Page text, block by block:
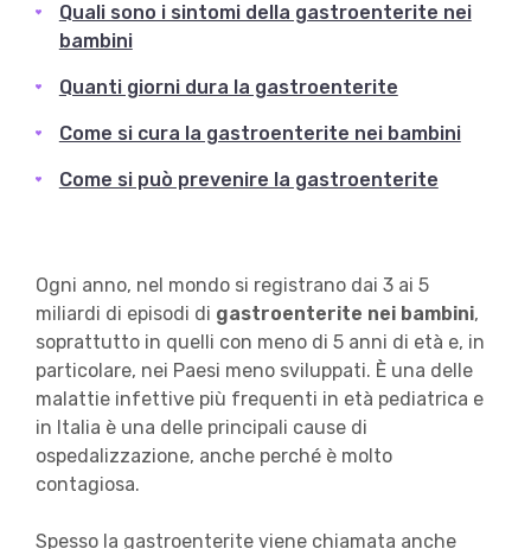
Quali sono i sintomi della gastroenterite nei
bambini
Quanti giorni dura la gastroenterite
Come si cura la gastroenterite nei bambini
Come si può prevenire la gastroenterite
Ogni anno, nel mondo si registrano dai 3 ai 5
miliardi di episodi di gastroenterite nei bambini,
soprattutto in quelli con meno di 5 anni di età e, in
particolare, nei Paesi meno sviluppati. È una delle
malattie infettive più frequenti in età pediatrica e
in Italia è una delle principali cause di
ospedalizzazione, anche perché è molto
contagiosa.
Spesso la gastroenterite viene chiamata anche